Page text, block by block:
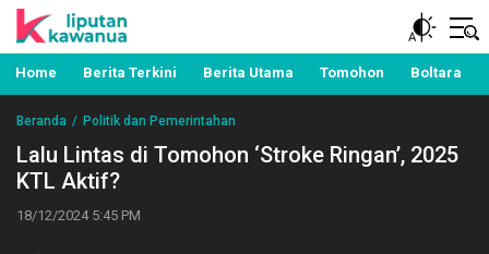
Liputan Kawanua
Berita Manado, Sulawesi Utara, Kawanua, Politik,
Pemerintahan, Hukum Kriminal dan Nasional
Home Berita Terkini Berita Utama Tomohon Boltara
Beranda Politik dan Pemerintahan
Lalu Lintas di Tomohon ‘Stroke Ringan’, 2025
KTL Aktif?
18/12/2024 5:45 PM